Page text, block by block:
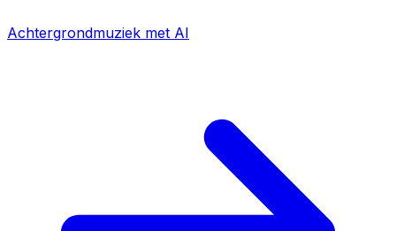
Achtergrondmuziek met AI